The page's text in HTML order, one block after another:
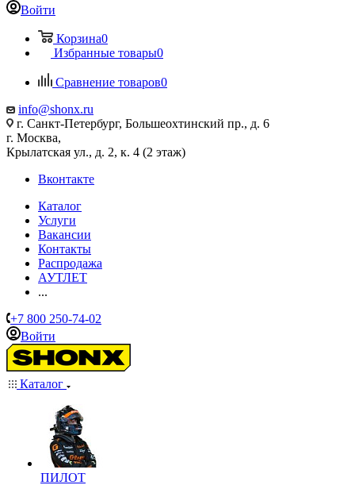
Войти
Корзина0
Избранные товары0
Сравнение товаров0
info@shonx.ru
г. Санкт-Петербург, Большеохтинский пр., д. 6
г. Москва,
Крылатская ул., д. 2, к. 4 (2 этаж)
Вконтакте
Каталог
Услуги
Вакансии
Контакты
Распродажа
АУТЛЕТ
...
+7 800 250-74-02
Войти
Каталог
ПИЛОТ